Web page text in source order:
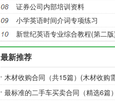
证券公司内部培训资料
小学英语时间介词专项练习
新世纪英语专业综合教程(第二
最新推荐
木材收购合同（共15篇）(木材收购
最标准的二手车买卖合同（精选6篇